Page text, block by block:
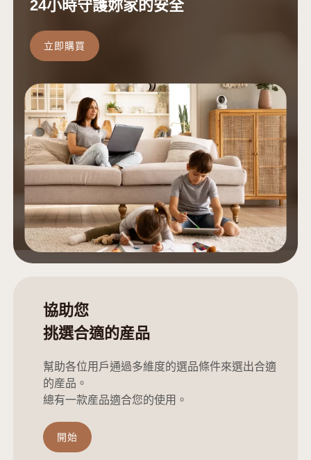
24小時守護妳家的安全
立即購買
協助您
挑選合適的産品
幫助各位用戶通過多維度的選品條件來選出合適
的産品。
總有一款産品適合您的使用。
開始